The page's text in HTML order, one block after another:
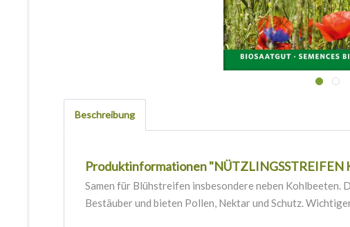
Beschreibung
Produktinformationen "NÜTZLINGSSTREIFEN
Samen für Blühstreifen insbesondere neben
Bestäuber und bieten Pollen, Nektar und Schutz.